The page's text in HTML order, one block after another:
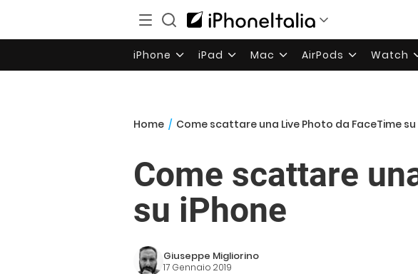
iPhone iPad Mac AirPods Watch
Home / Come scattare una Live Photo da FaceTime su
Come scattare
su iPhone
Giuseppe Migliorino
17 Gennaio 2019